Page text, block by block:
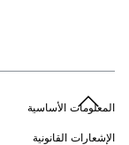
المعلومات الأساسية
الإشعارات القانونية